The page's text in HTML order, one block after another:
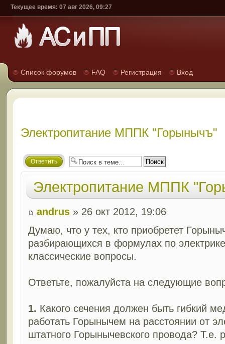
Текущее время: 07 авг 2026, 09:27
Список форумов FAQ Регистрация Вход
Электропитание МППК "Горынычъ"
Ответить
Электропитание МППК
andrus» 26 окт 2012, 19:06
Думаю, что у тех, кто приобретет
разбирающихся в формулах по
классические вопросы.
Ответьте, пожалуйста на следующие
1. Какого сечения должен быть гибкий
работать Горынычем на расстоянии от
штатного Горынычевского провода? Т.е.